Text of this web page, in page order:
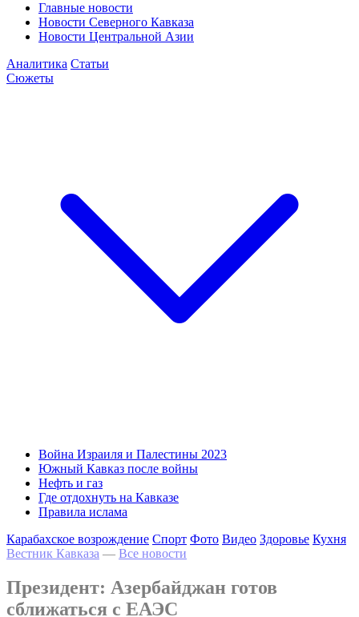
Главные новости
Новости Северного Кавказа
Новости Центральной Азии
Аналитика Статьи
Сюжеты
Война Израиля и Палестины 2023
Южный Кавказ после войны
Нефть и газ
Где отдохнуть на Кавказе
Правила ислама
Карабахское возрождение Спорт Фото Видео Здоровье Кухня
Вестник Кавказа — Все новости
Президент: Азербайджан готов
сближаться с ЕАЭС